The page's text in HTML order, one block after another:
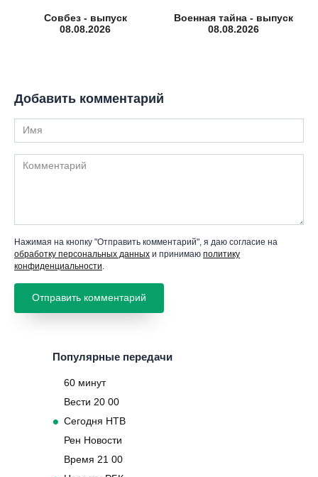
Совбез - выпуск
08.08.2026
Военная тайна - выпуск
08.08.2026
Добавить комментарий
Имя
Комментарий
Нажимая на кнопку "Отправить комментарий", я даю согласие на
обработку персональных данных и принимаю политику
конфиденциальности
Популярные передачи
60 минут
Вести 20 00
Сегодня НТВ
Рен Новости
Время 21 00